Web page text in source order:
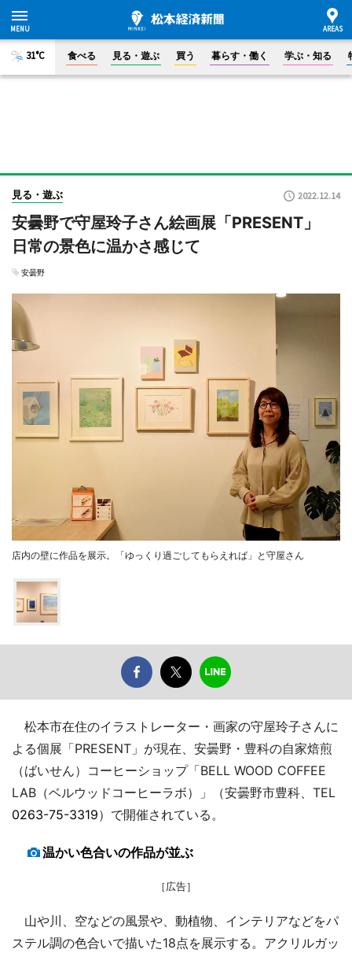
31°C 食べる 見る・遊ぶ 買う 暮らす・働く 学ぶ・知る
見る・遊ぶ 2022.12.14
安曇野で守屋玲子さん絵画展「PRESENT」
日常の景色に温かさ感じて
安曇野
店内の壁に作品を展示。「ゆっくり過ごしてもらえれば」と守屋さん
松本市在住のイラストレーター・画家の守屋玲子さんに
よる個展「PRESENT」が現在、安曇野・豊科の自家焙煎
（ばいせん）コーヒーショップ「BELL WOOD COFFEE
LAB（ベルウッドコーヒーラボ）」（安曇野市豊科、TEL
0263-75-3319）で開催されている。
温かい色合いの作品が並ぶ
［広告］
山や川、空などの風景や、動植物、インテリアなどをパ
ステル調の色合いで描いた18点を展示する。アクリルガッ